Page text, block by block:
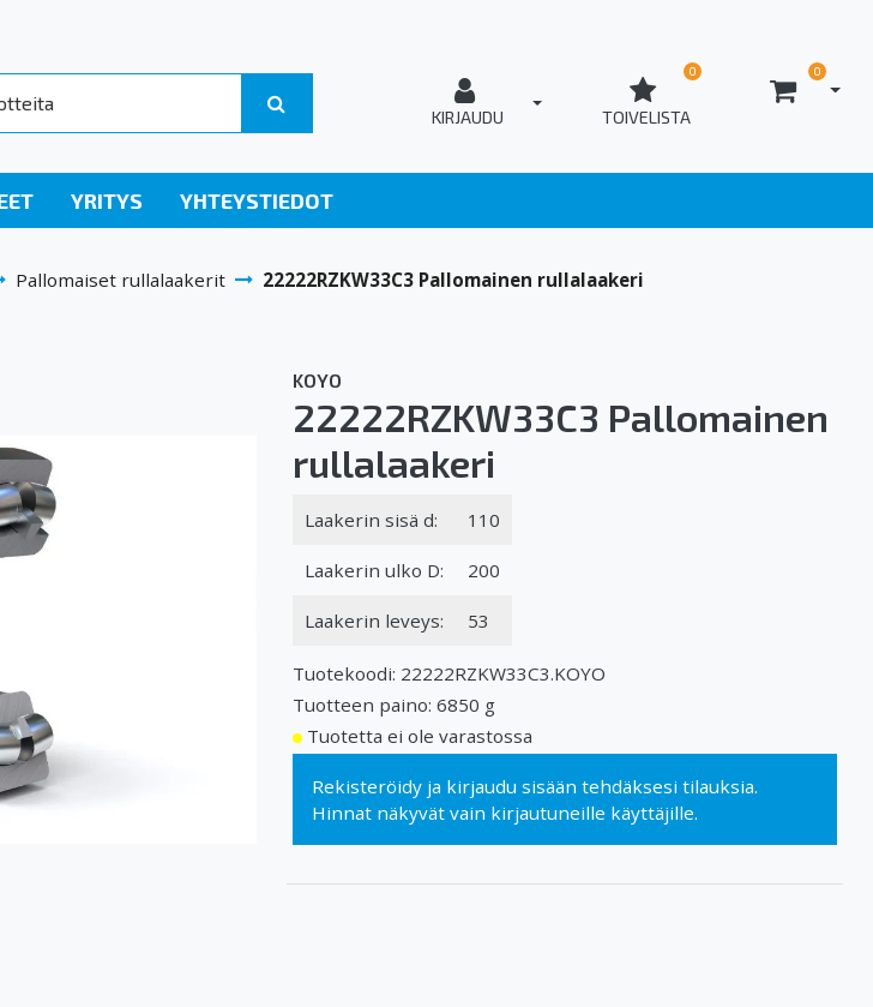
KIRJAUDU
T_OPEN_LOGIN
TOIVELISTA
0 0
YRITYS YHTEYSTIEDOT
Pallomaiset rullalaakerit 22222RZKW33C3 Pallomainen rullalaakeri
KOYO
22222RZKW33C3 Pallomainen
rullalaakeri
Laakerin sisä d: 110
Laakerin ulko D: 200
Laakerin leveys: 53
Tuotekoodi: 22222RZKW33C3.KOYO
Tuotteen paino: 6850 g
Tuotetta ei ole varastossa
Rekisteröidyja kirjaudu sisään tehdäksesi tilauksia.
Hinnat näkyvät vain kirjautuneille käyttäjille.